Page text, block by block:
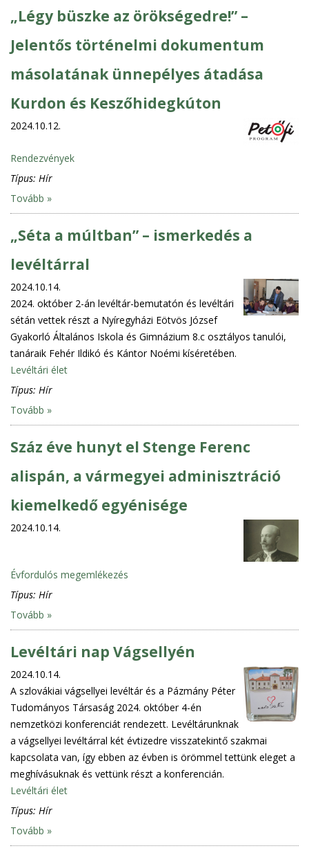
„Légy büszke az örökségedre!” –
Jelentős történelmi dokumentum
másolatának ünnepélyes átadása
Kurdon és Keszőhidegkúton
2024.10.12.
Rendezvények
Típus: Hír
Tovább »
„Séta a múltban” – ismerkedés a
levéltárral
2024.10.14.
2024. október 2-án levéltár-bemutatón és levéltári
sétán vettek részt a Nyíregyházi Eötvös József
Gyakorló Általános Iskola és Gimnázium 8.c osztályos tanulói,
tanáraik Fehér Ildikó és Kántor Noémi kíséretében.
Levéltári élet
Típus: Hír
Tovább »
Száz éve hunyt el Stenge Ferenc
alispán, a vármegyei adminisztráció
kiemelkedő egyénisége
2024.10.14.
Évfordulós megemlékezés
Típus: Hír
Tovább »
Levéltári nap Vágsellyén
2024.10.14.
A szlovákiai vágsellyei levéltár és a Pázmány Péter
Tudományos Társaság 2024. október 4-én
nemzetközi konferenciát rendezett. Levéltárunknak
a vágsellyei levéltárral két évtizedre visszatekintő szakmai
kapcsolata van, így ebben az évben is örömmel tettünk eleget a
meghívásuknak és vettünk részt a konferencián.
Levéltári élet
Típus: Hír
Tovább »